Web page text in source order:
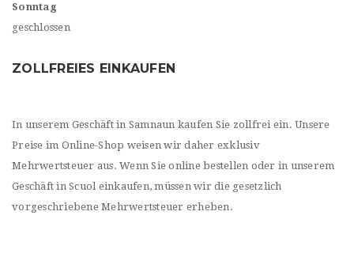
Sonntag
geschlossen
ZOLLFREIES EINKAUFEN
In unserem Geschäft in Samnaun kaufen Sie zollfrei ein. Unsere
Preise im Online-Shop weisen wir daher exklusiv
Mehrwertsteuer aus. Wenn Sie online bestellen oder in unserem
Geschäft in Scuol einkaufen, müssen wir die gesetzlich
vorgeschriebene Mehrwertsteuer erheben.